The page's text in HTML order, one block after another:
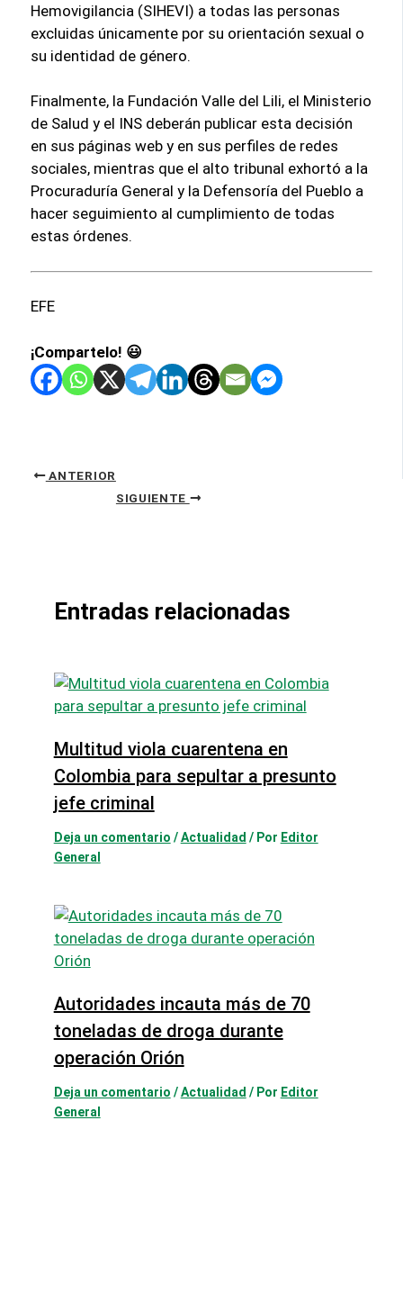
Hemovigilancia (SIHEVI) a todas las personas
excluidas únicamente por su orientación sexual o
su identidad de género.
Finalmente, la Fundación Valle del Lili, el Ministerio
de Salud y el INS deberán publicar esta decisión
en sus páginas web y en sus perfiles de redes
sociales, mientras que el alto tribunal exhortó a la
Procuraduría General y la Defensoría del Pueblo a
hacer seguimiento al cumplimiento de todas
estas órdenes.
EFE
¡Compartelo! 😃
ANTERIOR
SIGUIENTE
Entradas relacionadas
Multitud viola cuarentena en
Colombia para sepultar a presunto
jefe criminal
Deja un comentario /Actualidad / Por Editor
General
Autoridades incauta más de 70
toneladas de droga durante
operación Orión
Deja un comentario /Actualidad / Por Editor
General